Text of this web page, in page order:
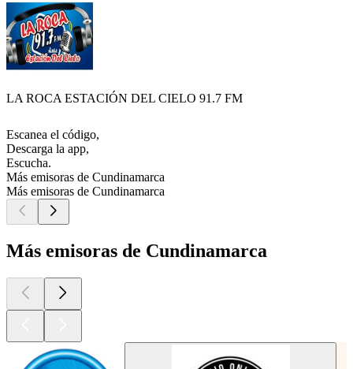
LA ROCA ESTACIÓN DEL CIELO 91.7 FM
Escanea el código,
Descarga la app,
Escucha.
Más emisoras de Cundinamarca
Más emisoras de Cundinamarca
Más emisoras de Cundinamarca